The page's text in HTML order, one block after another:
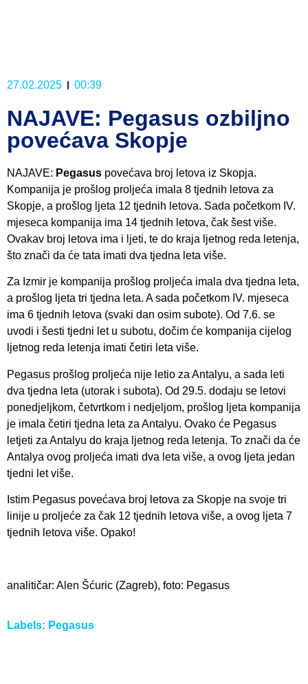
27.02.2025 00:39
NAJAVE: Pegasus ozbiljno
povećava Skopje
NAJAVE: Pegasus povećava broj letova iz Skopja.
Kompanija je prošlog proljeća imala 8 tjednih letova za
Skopje, a prošlog ljeta 12 tjednih letova. Sada početkom IV.
mjeseca kompanija ima 14 tjednih letova, čak šest više.
Ovakav broj letova ima i ljeti, te do kraja ljetnog reda letenja,
što znači da će tata imati dva tjedna leta više.
Za Izmir je kompanija prošlog proljeća imala dva tjedna leta,
a prošlog ljeta tri tjedna leta. A sada početkom IV. mjeseca
ima 6 tjednih letova (svaki dan osim subote). Od 7.6. se
uvodi i šesti tjedni let u subotu, dočim će kompanija cijelog
ljetnog reda letenja imati četiri leta više.
Pegasus prošlog proljeća nije letio za Antalyu, a sada leti
dva tjedna leta (utorak i subota). Od 29.5. dodaju se letovi
ponedjeljkom, četvrtkom i nedjeljom, prošlog ljeta kompanija
je imala četiri tjedna leta za Antalyu. Ovako će Pegasus
letjeti za Antalyu do kraja ljetnog reda letenja. To znači da će
Antalya ovog proljeća imati dva leta više, a ovog ljeta jedan
tjedni let više.
Istim Pegasus povećava broj letova za Skopje na svoje tri
linije u proljeće za čak 12 tjednih letova više, a ovog ljeta 7
tjednih letova više. Opako!
analitičar: Alen Šćuric (Zagreb), foto: Pegasus
Labels: Pegasus